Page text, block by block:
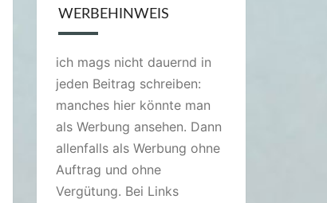
WERBEHINWEIS
ich mags nicht dauernd in
jeden Beitrag schreiben:
manches hier könnte man
als Werbung ansehen. Dann
allenfalls als Werbung ohne
Auftrag und ohne
Vergütung. Bei Links